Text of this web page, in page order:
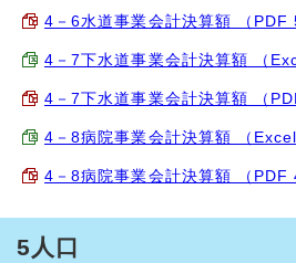
4－6水道事業会計決算額 （PDF
4－7下水道事業会計決算額 （
4－7下水道事業会計決算額 （
4－8病院事業会計決算額 （
4－8病院事業会計決算額 （PDF
5人口